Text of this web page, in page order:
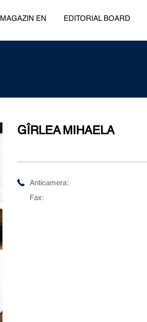
MAGAZIN EN EDITORIAL BOARD
GÎRLEA MIHAELA
Anticamera:
Fax: